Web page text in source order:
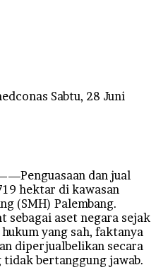
Sabtu, 28 Juni
dan jual
hektar di kawasan
(SMH) Palembang.
sebagai aset negara sejak
yang sah, faktanya
diperjualbelikan secara
bertanggung jawab.